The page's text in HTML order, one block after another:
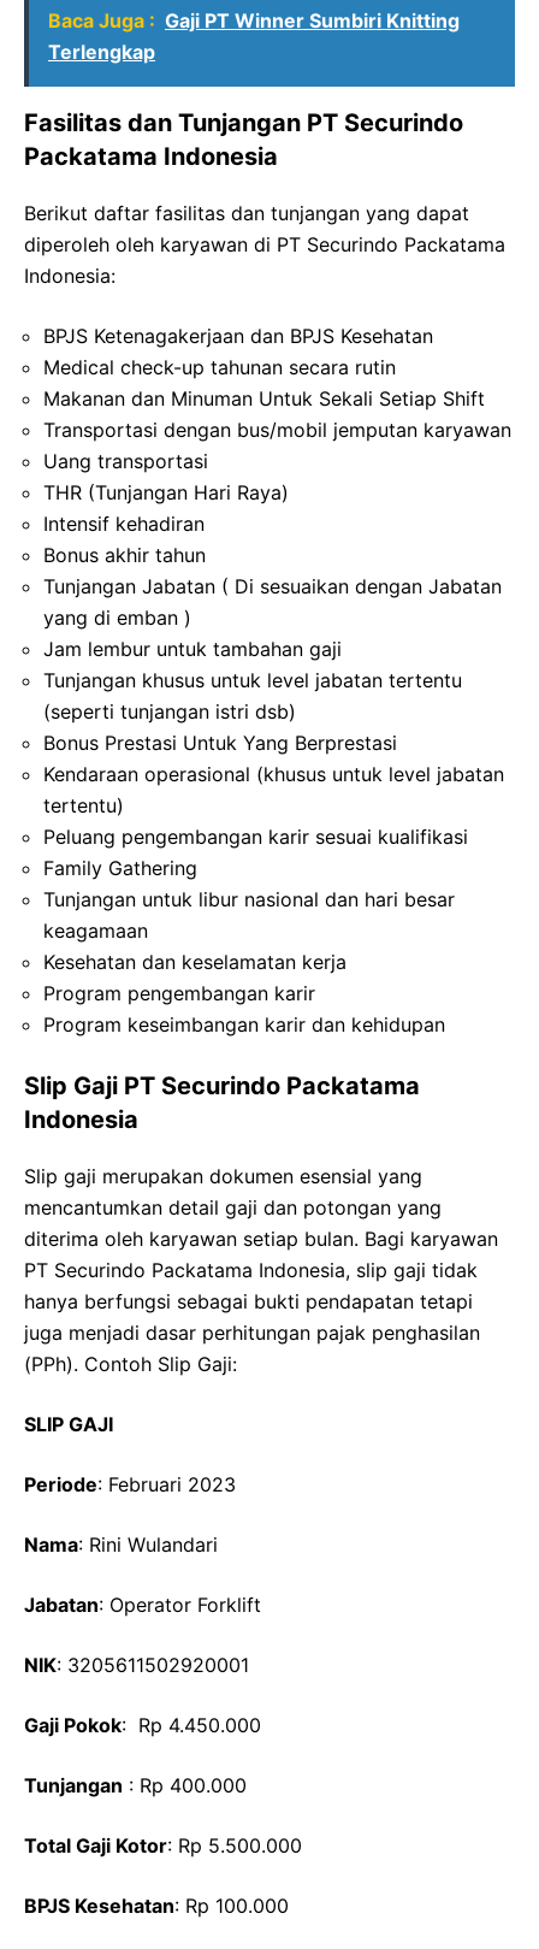
Baca Juga : Gaji PT Winner Sumbiri Knitting
Terlengkap
Fasilitas dan Tunjangan PT Securindo
Packatama Indonesia
Berikut daftar fasilitas dan tunjangan yang dapat
diperoleh oleh karyawan di PT Securindo Packatama
Indonesia:
BPJS Ketenagakerjaan dan BPJS Kesehatan
Medical check-up tahunan secara rutin
Makanan dan Minuman Untuk Sekali Setiap Shift
Transportasi dengan bus/mobil jemputan karyawan
Uang transportasi
THR (Tunjangan Hari Raya)
Intensif kehadiran
Bonus akhir tahun
Tunjangan Jabatan ( Di sesuaikan dengan Jabatan
yang di emban )
Jam lembur untuk tambahan gaji
Tunjangan khusus untuk level jabatan tertentu
(seperti tunjangan istri dsb)
Bonus Prestasi Untuk Yang Berprestasi
Kendaraan operasional (khusus untuk level jabatan
tertentu)
Peluang pengembangan karir sesuai kualifikasi
Family Gathering
Tunjangan untuk libur nasional dan hari besar
keagamaan
Kesehatan dan keselamatan kerja
Program pengembangan karir
Program keseimbangan karir dan kehidupan
Slip Gaji PT Securindo Packatama
Indonesia
Slip gaji merupakan dokumen esensial yang
mencantumkan detail gaji dan potongan yang
diterima oleh karyawan setiap bulan. Bagi karyawan
PT Securindo Packatama Indonesia, slip gaji tidak
hanya berfungsi sebagai bukti pendapatan tetapi
juga menjadi dasar perhitungan pajak penghasilan
(PPh). Contoh Slip Gaji:
SLIP GAJI
Periode: Februari 2023
Nama: Rini Wulandari
Jabatan: Operator Forklift
NIK: 3205611502920001
Gaji Pokok: Rp 4.450.000
Tunjangan : Rp 400.000
Total Gaji Kotor: Rp 5.500.000
BPJS Kesehatan: Rp 100.000